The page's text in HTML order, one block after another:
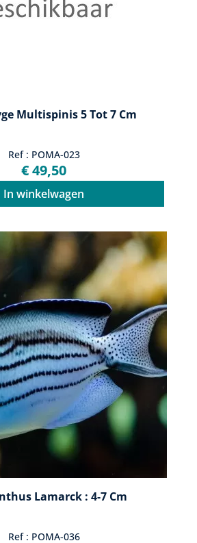
Multispinis 5 Tot 7 Cm
Ref : POMA-023
€ 49,50
In winkelwagen
Lamarck : 4-7 Cm
Ref : POMA-036